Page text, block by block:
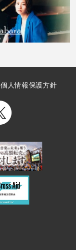
個人情報保護方針